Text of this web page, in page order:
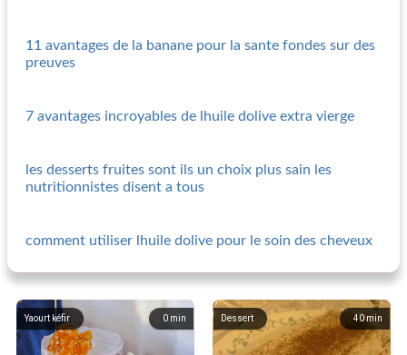
11 avantages de la banane pour la sante fondes sur des
preuves
7 avantages incroyables de lhuile dolive extra vierge
les desserts fruites sont ils un choix plus sain les
nutritionnistes disent a tous
comment utiliser lhuile dolive pour le soin des cheveux
0 min
Yaourt kéfir 40 min
Dessert